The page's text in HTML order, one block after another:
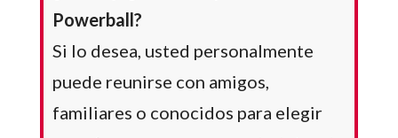
Powerball?
Si lo desea, usted personalmente
puede reunirse con amigos,
familiares o conocidos para elegir